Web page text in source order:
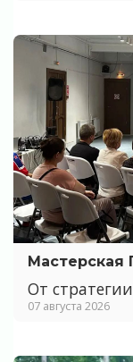
Мастерская
От
07 августа 2026